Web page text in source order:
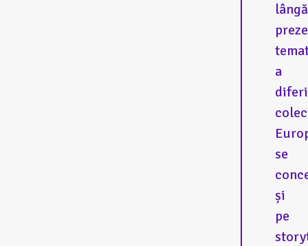
lângă
a
se
și
pe